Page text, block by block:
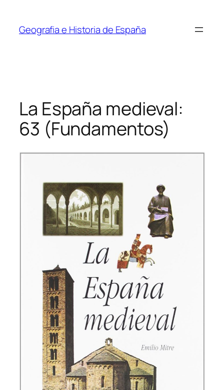
contenido
Geografia e Historia de España
La España medieval:
63 (Fundamentos)